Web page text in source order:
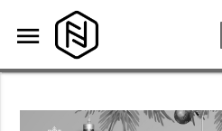
menu
menu